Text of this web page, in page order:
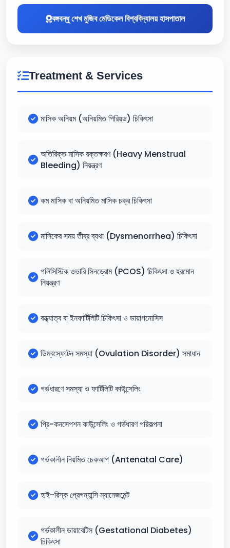
বঙ্গবন্ধু শেখ মুজিব মেডিকেল বিশ্ববিদ্যালয় হাসপাতাল
Treatment & Services
মাসিক অনিয়ম (অনিয়মিত পিরিয়ড) চিকিৎসা
অতিরিক্ত মাসিক রক্তক্ষরণ (Heavy Menstrual
Bleeding) নিয়ন্ত্রণ
কম মাসিক বা অনিয়মিত মাসিক চক্র চিকিৎসা
মাসিকের সময় তীব্র ব্যথা (Dysmenorrhea) চিকিৎসা
পলিসিস্টিক ওভারি সিনড্রোম (PCOS) চিকিৎসা ও হরমোন
নিয়ন্ত্রণ
বন্ধ্যাত্ব বা ইনফার্টিলিটি চিকিৎসা ও ডায়াগনোসিস
ডিম্বস্ফোটন সমস্যা (Ovulation Disorder) সমাধান
গর্ভধারণে সমস্যা ও ফার্টিলিটি কাউন্সেলিং
প্রি-কনসেপশন কাউন্সেলিং ও গর্ভধারণ পরিকল্পনা
গর্ভকালীন নিয়মিত চেকআপ (Antenatal Care)
হাই-রিস্ক প্রেগন্যান্সি ম্যানেজমেন্ট
গর্ভকালীন ডায়াবেটিস (Gestational Diabetes)
চিকিৎসা